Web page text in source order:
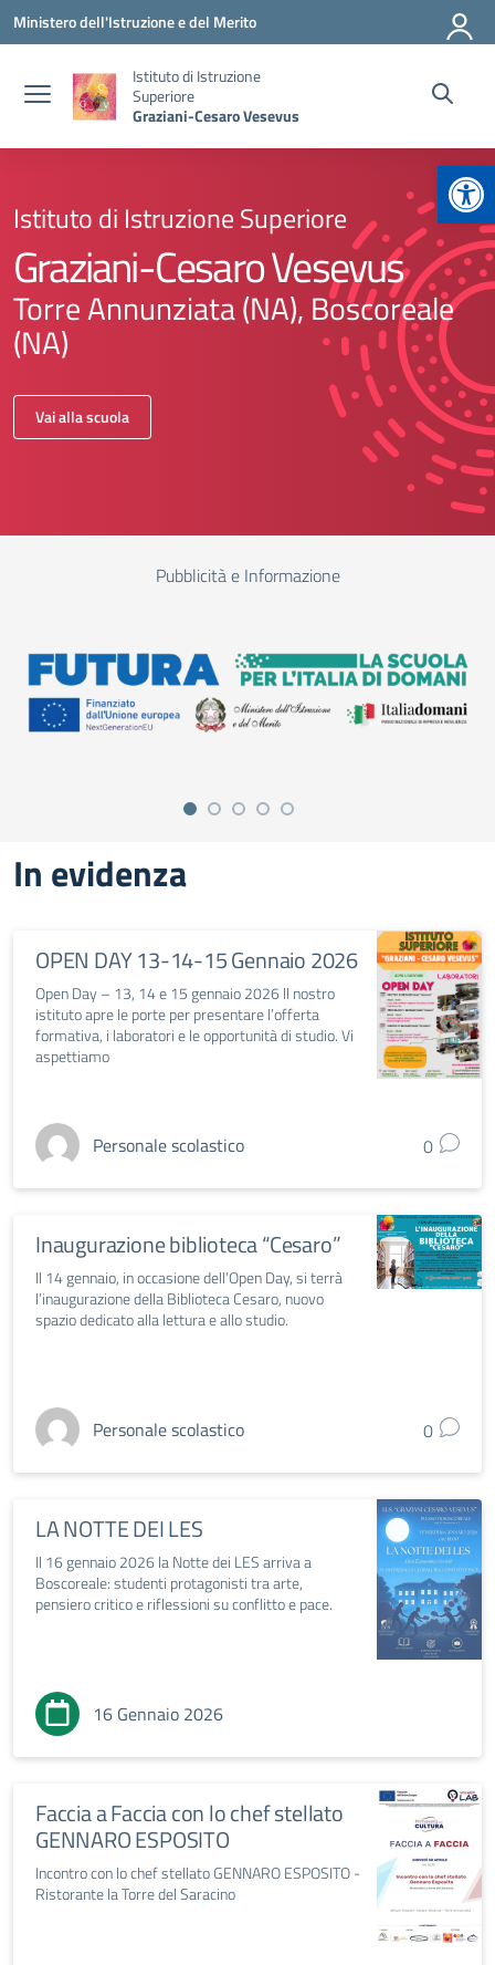
Vai ai contenuti
Vai al menu di navigazione
Vai al footer
Ministero dell'Istruzione e del Merito
Istituto di Istruzione
Superiore
Graziani-Cesaro Vesevus
Istituto di Istruzione Superiore
Graziani-Cesaro Vesevus
Torre Annunziata (NA), Boscoreale
(NA)
Vai alla scuola
Pubblicità e Informazione
In evidenza
OPEN DAY 13-14-15 Gennaio 2026
Open Day – 13, 14 e 15 gennaio 2026 ll nostro
istituto apre le porte per presentare l’offerta
formativa, i laboratori e le opportunità di studio. Vi
aspettiamo
Personale scolastico 0
Inaugurazione biblioteca “Cesaro”
Il 14 gennaio, in occasione dell’Open Day, si terrà
l’inaugurazione della Biblioteca Cesaro, nuovo
spazio dedicato alla lettura e allo studio.
Personale scolastico 0
LA NOTTE DEI LES
Il 16 gennaio 2026 la Notte dei LES arriva a
Boscoreale: studenti protagonisti tra arte,
pensiero critico e riflessioni su conflitto e pace.
16 Gennaio 2026
Faccia a Faccia con lo chef stellato
GENNARO ESPOSITO
Incontro con lo chef stellato GENNARO ESPOSITO -
Ristorante la Torre del Saracino